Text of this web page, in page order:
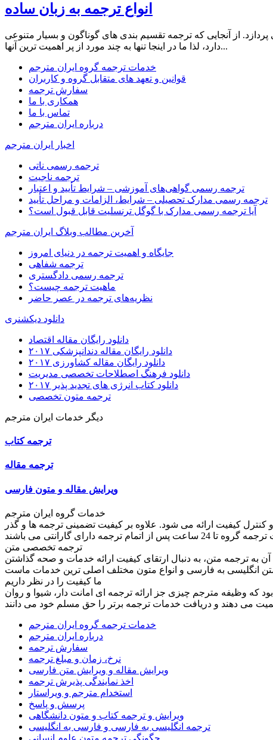
انواع ترجمه به زبان ساده
از آنجایی که ترجمه تقسیم بندی های گوناگون و بسیار متنوعی
دارد، لذا ما در اینجا تنها به چند مورد از پر اهمیت ترین آنها...
خدمات ترجمه گروه ایران مترجم
قوانین و تعهد های متقابل گروه و کاربران
سفارش ترجمه
همکاری با ما
تماس با ما
درباره ایران مترجم
اخبار ایران مترجم
ترجمه رسمی ناتی
ترجمه ناجیت
ترجمه رسمی گواهی‌های آموزشی – شرایط تأیید و اعتبار
ترجمه رسمی مدارک تحصیلی – شرایط، الزامات و مراحل تأیید
آیا ترجمه رسمی مدارک با گوگل ترنسلیت قابل قبول است؟
آخرین مطالب وبلاگ ایران مترجم
جایگاه و اهمیت ترجمه در دنیای امروز
ترجمه شفاهی
ترجمه رسمی دادگستری
ماهیت ترجمه چیست؟
نظریه‌های ترجمه در عصر حاضر
دانلود دیکشنری
دانلود رایگان مقاله اقتصاد
دانلود رایگان مقاله دندانپزشکی ۲۰۱۷
دانلود رایگان مقاله کشاورزی ۲۰۱۷
دانلود فرهنگ اصطلاحات تخصصی مدیریت
دانلود کتاب انرژی های تجدید پذیر ۲۰۱۷
ترجمه متون تخصصی
دیگر خدمات ایران مترجم
ترجمه کتاب
ترجمه مقاله
ویرایش مقاله و متون فارسی
خدمات گروه ایران مترجم
کیفیت ارائه می شود. علاوه بر کیفیت تضمینی ترجمه ها و گذر
ترجمه تخصصی متن
ترجمه متن، به دنبال ارتقای کیفیت ارائه خدمات و صحه گذاشتن
ما کیفیت را در نظر داریم
که وظیفه مترجم چیزی جز ارائه ترجمه ای امانت دار، شیوا و روان
خدمات ترجمه گروه ایران مترجم
درباره ایران مترجم
سفارش ترجمه
نرخ، زمان و مبلغ ترجمه
ویرایش مقاله و ویرایش متن فارسی
اخذ نمایندگی پذیرش ترجمه
استخدام مترجم و ویراستار
پرسش و پاسخ
ویرایش و ترجمه کتاب و متون دانشگاهی
ترجمه انگلیسی به فارسی و فارسی به انگلیسی
چگونگی ترجمه متون علوم انسانی